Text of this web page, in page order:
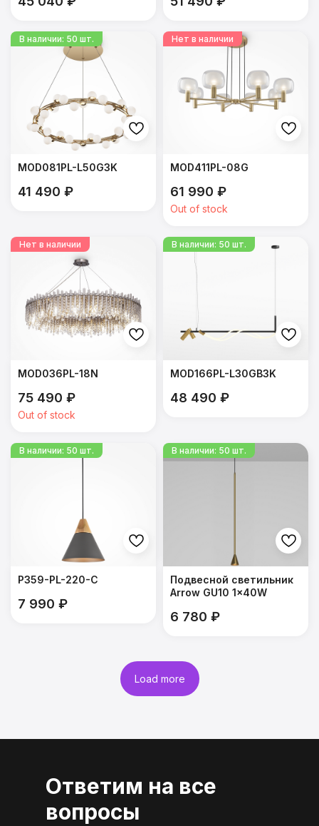
MOD081PL-L50G3K
41 490 ₽
MOD411PL-08G
61 990 ₽
Out of stock
MOD036PL-18N
75 490 ₽
Out of stock
MOD166PL-L30GB3K
48 490 ₽
P359-PL-220-C
7 990 ₽
Подвесной светильник
Arrow GU10 1x40W
6 780 ₽
Load more
Ответим на все
вопросы